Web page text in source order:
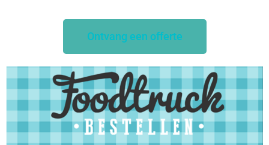
Ontvang een offerte